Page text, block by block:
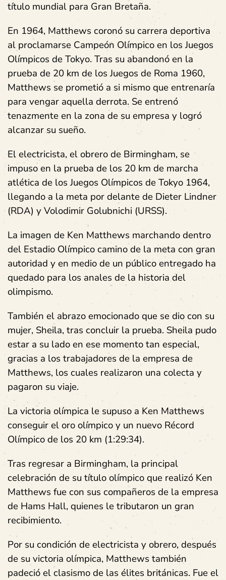
título mundial para Gran Bretaña.
En 1964, Matthews coronó su carrera deportiva
al proclamarse Campeón Olímpico en los Juegos
Olímpicos de Tokyo. Tras su abandonó en la
prueba de 20 km de los Juegos de Roma 1960,
Matthews se prometió a si mismo que entrenaría
para vengar aquella derrota. Se entrenó
tenazmente en la zona de su empresa y logró
alcanzar su sueño.
El electricista, el obrero de Birmingham, se
impuso en la prueba de los 20 km de marcha
atlética de los Juegos Olímpicos de Tokyo 1964,
llegando a la meta por delante de Dieter Lindner
(RDA) y Volodimir Golubnichi (URSS).
La imagen de Ken Matthews marchando dentro
del Estadio Olímpico camino de la meta con gran
autoridad y en medio de un público entregado ha
quedado para los anales de la historia del
olimpismo.
También el abrazo emocionado que se dio con su
mujer, Sheila, tras concluir la prueba. Sheila pudo
estar a su lado en ese momento tan especial,
gracias a los trabajadores de la empresa de
Matthews, los cuales realizaron una colecta y
pagaron su viaje.
La victoria olímpica le supuso a Ken Matthews
conseguir el oro olímpico y un nuevo Récord
Olímpico de los 20 km (1:29:34).
Tras regresar a Birmingham, la principal
celebración de su título olímpico que realizó Ken
Matthews fue con sus compañeros de la empresa
de Hams Hall, quienes le tributaron un gran
recibimiento.
Por su condición de electricista y obrero, después
de su victoria olímpica, Matthews también
padeció el clasismo de las élites británicas. Fue el